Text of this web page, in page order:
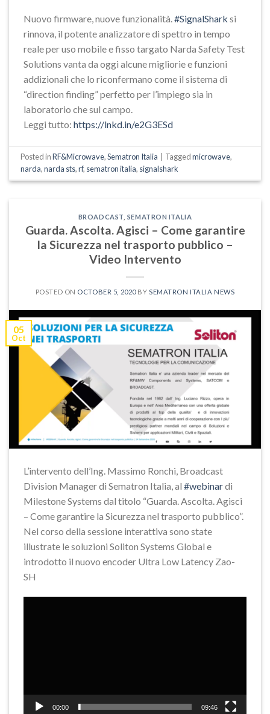
Nuovo firmware, nuove funzionalità. #SignalShark si
rinnova, il potente analizzatore di spettro in tempo
reale per uso mobile e fisso targato Narda Safety Test
Solutions vanta da oggi alcune migliorie e funzioni
addizionali che lo riconfermano come il sistema di
“direction finding” perfetto per l’impiego sia in
laboratorio che sul campo.
Leggi tutto: https://lnkd.in/e2G3ESd
Posted inRF&Microwave,Sematron Italia Taggedmicrowave,
narda,narda sts,rf, sematron italia, signalshark
BROADCAST SEMATRON ITALIA
Guarda. Ascolta. Agisci – Come garantire
la Sicurezza nel trasporto pubblico –
Video Intervento
POSTED ON OCTOBER 5, 2020BYSEMATRON ITALIA NEWS
05
Oct
L’intervento dell’Ing. Massimo Ronchi, Broadcast
Division Manager di Sematron Italia, al #webinardi
Milestone Systems dal titolo “Guarda. Ascolta. Agisci
– Come garantire la Sicurezza nel trasporto pubblico”.
Nel corso della sessione interattiva sono state
illustrate le soluzioni Soliton Systems Global e
introdotto il nuovo encoder Ultra Low Latency Zao-
SH
00:00 09:46